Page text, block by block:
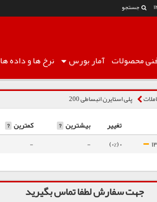
جستجو
محصولات آماربورس نرخ هاو داده ها
پلی استایرن انبساطی 200
تغییر بیشترین ? کمترین ?
0 (0%)
-
-
جهت سفارش لطفا تماس بگیرید